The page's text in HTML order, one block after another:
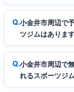
小金井市周辺で
ツジムはありま
小金井市周辺で
れるスポーツジ